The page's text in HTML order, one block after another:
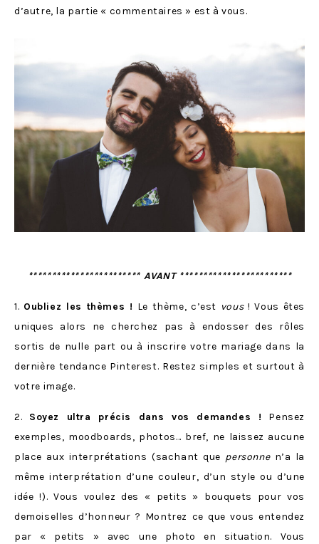
d’autre, la partie « commentaires » est à vous.
************************ AVANT ************************
1. Oubliez les thèmes ! Le thème, c’est vous ! Vous êtes
uniques alors ne cherchez pas à endosser des rôles
sortis de nulle part ou à inscrire votre mariage dans la
dernière tendance Pinterest. Restez simples et surtout à
votre image.
2. Soyez ultra précis dans vos demandes ! Pensez
exemples, moodboards, photos… bref, ne laissez aucune
place aux interprétations (sachant que personnen’a la
même interprétation d’une couleur, d’un style ou d’une
idée !). Vous voulez des « petits » bouquets pour vos
demoiselles d’honneur ? Montrez ce que vous entendez
par « petits » avec une photo en situation. Vous